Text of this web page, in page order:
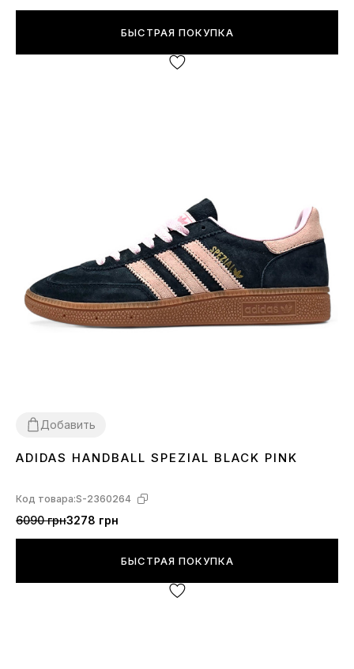
БЫСТРАЯ ПОКУПКА
Добавить
36 3738 394041
ADIDAS HANDBALL SPEZIAL BLACK PINK
Код товара:S-2360264
6090 грн3278 грн
БЫСТРАЯ ПОКУПКА